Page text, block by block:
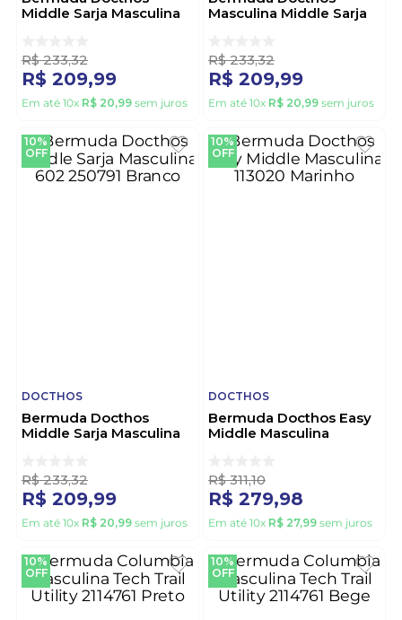
Middle Sarja Masculina
R$ 233,32
R$ 209,99
Em até 10x R$ 20,99 sem juros
Masculina Middle Sarja
R$ 233,32
R$ 209,99
Em até 10x R$ 20,99 sem juros
10%
OFF
DOCTHOS
Bermuda Docthos
Middle Sarja Masculina
R$ 233,32
R$ 209,99
Em até 10x R$ 20,99 sem juros
10%
OFF
DOCTHOS
Bermuda Docthos Easy
Middle Masculina
R$ 311,10
R$ 279,98
Em até 10x R$ 27,99 sem juros
10%
OFF
10%
OFF